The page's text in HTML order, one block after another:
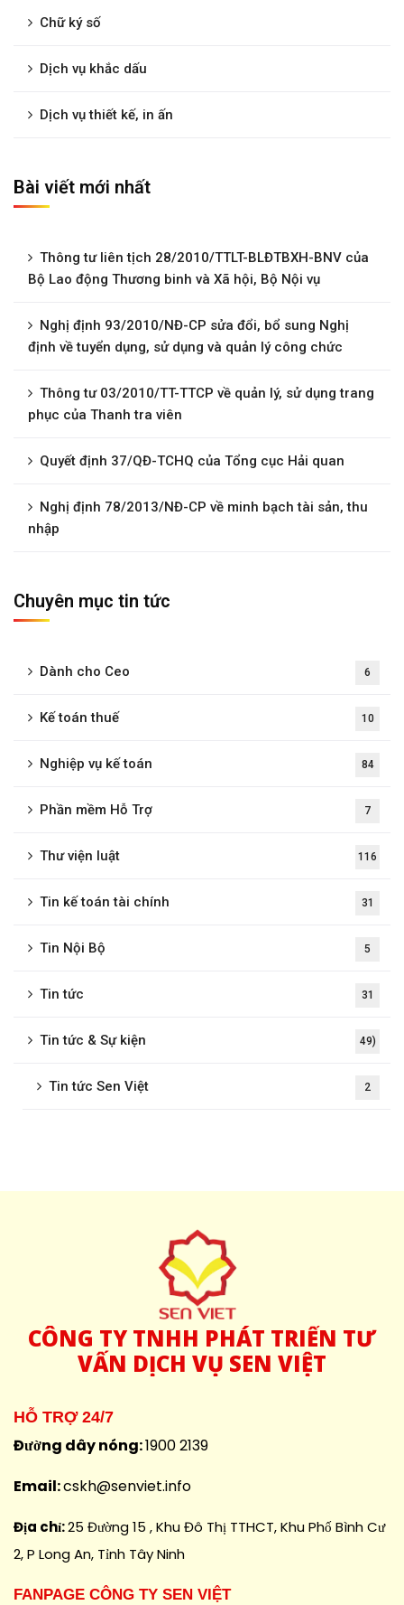
Chữ ký số
Dịch vụ khắc dấu
Dịch vụ thiết kế, in ấn
Bài viết mới nhất
Thông tư liên tịch 28/2010/TTLT-BLĐTBXH-BNV của
Bộ Lao động Thương binh và Xã hội, Bộ Nội vụ
Nghị định 93/2010/NĐ-CP sửa đổi, bổ sung Nghị
định về tuyển dụng, sử dụng và quản lý công chức
Thông tư 03/2010/TT-TTCP về quản lý, sử dụng trang
phục của Thanh tra viên
Quyết định 37/QĐ-TCHQ của Tổng cục Hải quan
Nghị định 78/2013/NĐ-CP về minh bạch tài sản, thu
nhập
Chuyên mục tin tức
Dành cho Ceo 6
Kế toán thuế 10
Nghiệp vụ kế toán 84
Phần mềm Hỗ Trợ 7
Thư viện luật 116
Tin kế toán tài chính 31
Tin Nội Bộ 5
Tin tức 31
Tin tức & Sự kiện 49)
Tin tức Sen Việt 2
CÔNG TY TNHH PHÁT TRIỂN TƯ
VẤN DỊCH VỤ SEN VIỆT
HỖ TRỢ 24/7
Đường dây nóng:1900 2139
Email:cskh@senviet.info
Địa chỉ:25 Đường 15 , Khu Đô Thị TTHCT, Khu Phố Bình Cư
2, P Long An, Tỉnh Tây Ninh
FANPAGE CÔNG TY SEN VIỆT